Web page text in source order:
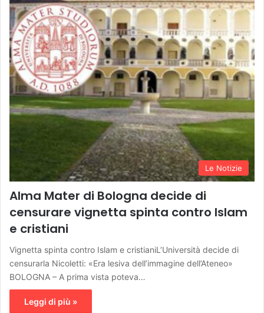
Le Notizie
Alma Mater di Bologna decide di
censurare vignetta spinta contro Islam
e cristiani
Vignetta spinta contro Islam e cristianiL’Università decide di
censurarla Nicoletti: «Era lesiva dell’immagine dell’Ateneo»
BOLOGNA – A prima vista poteva…
Leggi di più »